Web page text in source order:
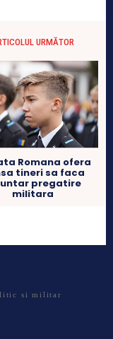
URMĂTOR
Romana ofera
tineri sa faca
pregatire
militara
si militar